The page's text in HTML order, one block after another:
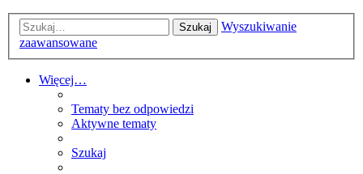
Szukaj
Wyszukiwanie
zaawansowane
Więcej…
Tematy bez odpowiedzi
Aktywne tematy
Szukaj